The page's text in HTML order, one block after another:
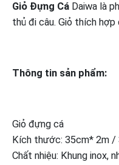
Giỏ Đựng Cá Daiwa là
thủ đi câu. Giỏ thích hợp
Thông tin sản phẩm:
Giỏ đựng cá
Kích thước: 35cm* 2m
Chất nhiệu: Khung inox,